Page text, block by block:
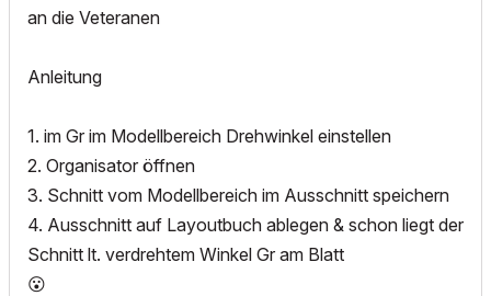
an die Veteranen
Anleitung
1. im Gr im Modellbereich Drehwinkel einstellen
2. Organisator öffnen
3. Schnitt vom Modellbereich im Ausschnitt speichern
4. Ausschnitt auf Layoutbuch ablegen & schon liegt der
Schnitt lt. verdrehtem Winkel Gr am Blatt
😮